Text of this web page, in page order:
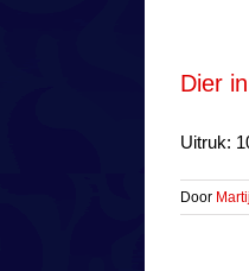
Dier
Uitruk:
Door